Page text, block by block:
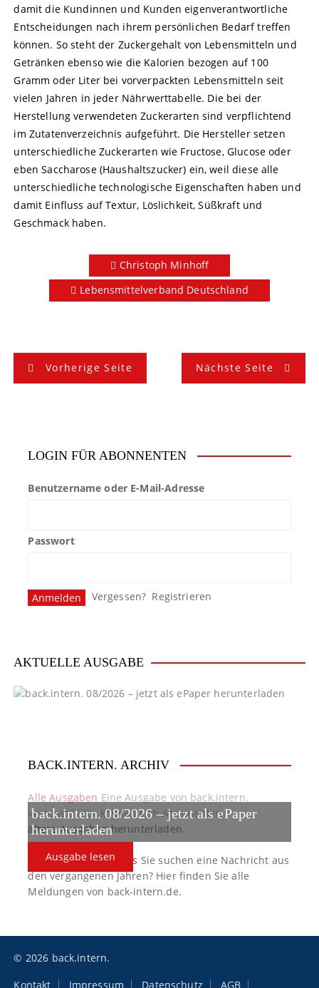
damit die Kundinnen und Kunden eigenverantwortliche
Entscheidungen nach ihrem persönlichen Bedarf treffen
können. So steht der Zuckergehalt von Lebensmitteln und
Getränken ebenso wie die Kalorien bezogen auf 100
Gramm oder Liter bei vorverpackten Lebensmitteln seit
vielen Jahren in jeder Nährwerttabelle. Die bei der
Herstellung verwendeten Zuckerarten sind verpflichtend
im Zutatenverzeichnis aufgeführt. Die Hersteller setzen
unterschiedliche Zuckerarten wie Fructose, Glucose oder
eben Saccharose (Haushaltszucker) ein, weil diese alle
unterschiedliche technologische Eigenschaften haben und
damit Einfluss auf Textur, Löslichkeit, Süßkraft und
Geschmack haben.
Christoph Minhoff
Lebensmittelverband Deutschland
i
g
Vorherige Seite Nächste Seite
LOGIN FÜR ABONNENTEN
Benutzername oder E-Mail-Adresse
Passwort
Vergessen? Registrieren
AKTUELLE AUSGABE
back.intern. 08/2026 – jetzt als ePaper
herunterladen
Ausgabe lesen
BACK.INTERN. ARCHIV
Alle Ausgaben Eine Ausgabe von back.intern.
verpasst? Hier können sich Abonnenten
ältere Ausgaben herunterladen.
back.intern. Top-News Sie suchen eine Nachricht aus
den vergangenen Jahren? Hier finden Sie alle
Meldungen von back-intern.de.
© 2026 back.intern.
Kontakt
Impressum Datenschutz AGB